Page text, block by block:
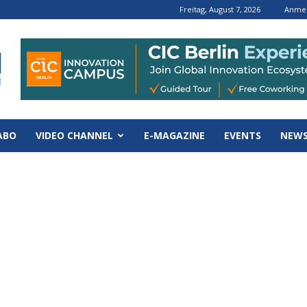
Freitag, August 7, 2026
VIDEO CHANNEL E-MAGAZINE EVENTS